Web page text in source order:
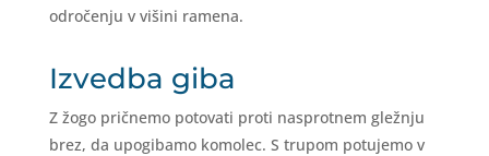
odročenju v višini ramena.
Izvedba giba
Z žogo pričnemo potovati proti nasprotnem gležnju
brez, da upogibamo komolec. S trupom potujemo v